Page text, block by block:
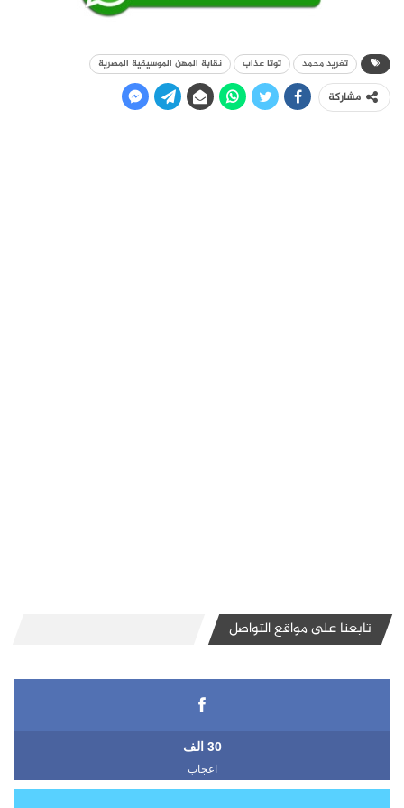
تغريد محمد توتا عذاب نقابة المهن الموسيقية المصرية
مشاركة
تابعنا على مواقع التواصل
30 الف
اعجاب